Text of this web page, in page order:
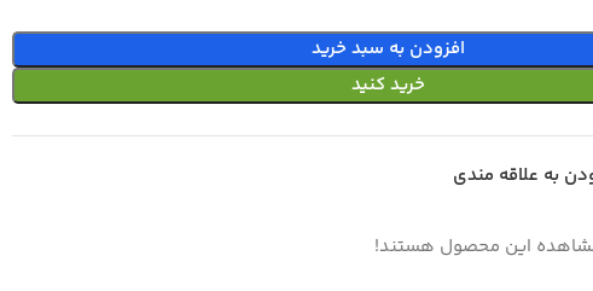
افزودن به سبد خرید
خرید کنید
به علاقه مندی
این محصول هستند!